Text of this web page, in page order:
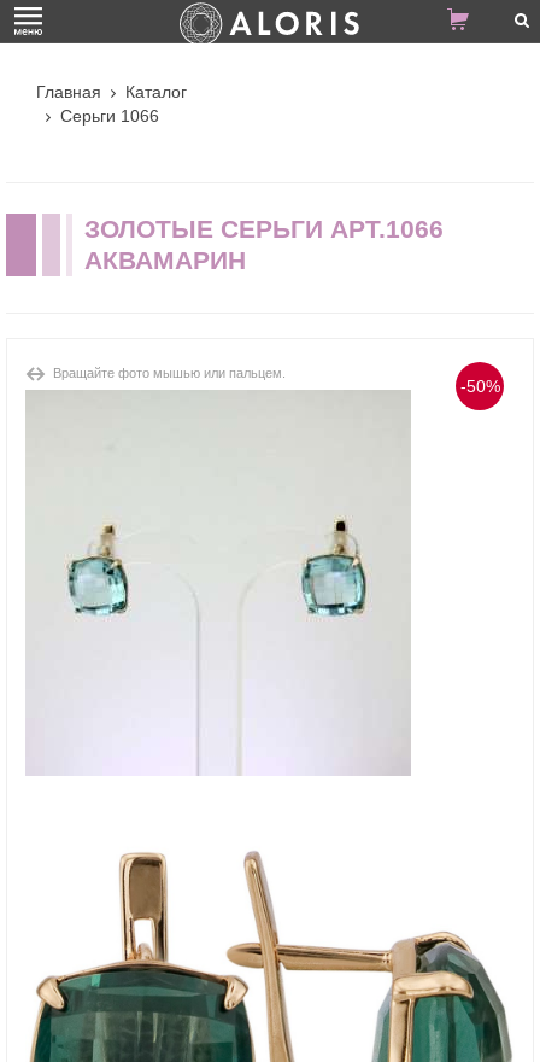
Главная
Каталог
Серьги 1066
ЗОЛОТЫЕ СЕРЬГИ АРТ.1066
АКВАМАРИН
-50%
Вращайте фото мышью или пальцем.